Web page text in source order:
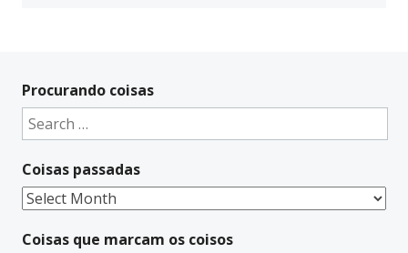
Procurando coisas
Search
for:
Coisas passadas
Coisas
Coisas que marcam os coisos